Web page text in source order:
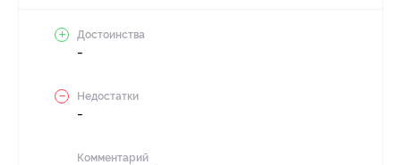
Достоинства
-
Недостатки
-
Комментарий